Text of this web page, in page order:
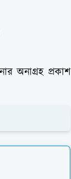
অনাগ্রহ প্রকাশ